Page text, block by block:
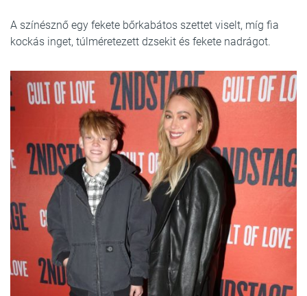
A színésznő egy fekete bőrkabátos szettet viselt, míg fia
kockás inget, túlméretezett dzsekit és fekete nadrágot.